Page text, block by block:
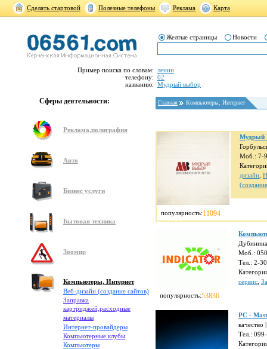
Сделать стартовой Полезные телефоны Реклама Карта
Желтые страницы Новости
Пример поиска по словам:
телефону:
названию:
ленин
02
Мудрый выбор
Сферы деятельности:
Реклама,полиграфия
Авто
Бизнес услуги
Бытовая техника
Зоомир
Компьютеры, Интернет
Веб-дизайн (создание сайтов)
Заправка
картриджей,расходные
материалы
Интернет-провайдеры
Компьютерные клубы
Компьютеры
Главная Компьютеры, Интернет
популярность:11094
Мудрый
Моб.: 7-
дизайн
популярность:53836
Моб.:
Тел.: 2-
сервис
PC -
качество
Тел.: